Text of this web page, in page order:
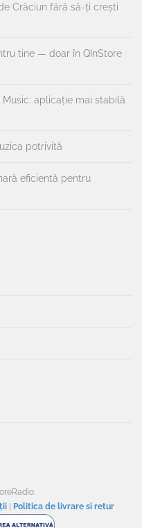
Crăciun fără să-ți crești
tine — doar în QInStore
aplicație mai stabilă
potrivită
eficientă pentru
Politica de livrare si retur